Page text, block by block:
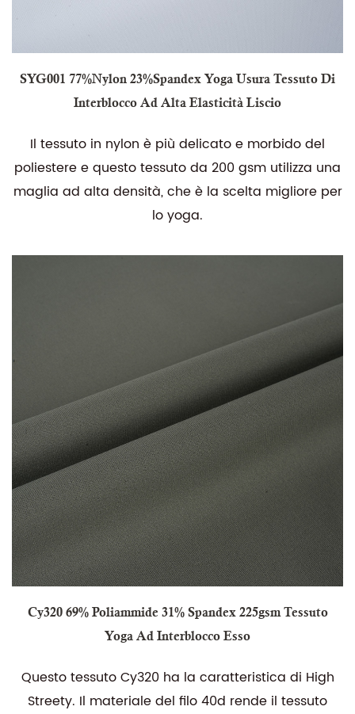
SYG001 77%Nylon 23%Spandex Yoga Usura Tessuto Di
Interblocco Ad Alta Elasticità Liscio
Il tessuto in nylon è più delicato e morbido del
poliestere e questo tessuto da 200 gsm utilizza una
maglia ad alta densità, che è la scelta migliore per
lo yoga.
Cy320 69% Poliammide 31% Spandex 225gsm Tessuto
Yoga Ad Interblocco Esso
Questo tessuto Cy320 ha la caratteristica di High
Streety. Il materiale del filo 40d rende il tessuto